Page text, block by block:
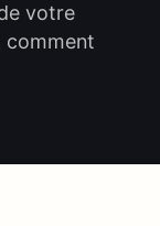
votre
comment